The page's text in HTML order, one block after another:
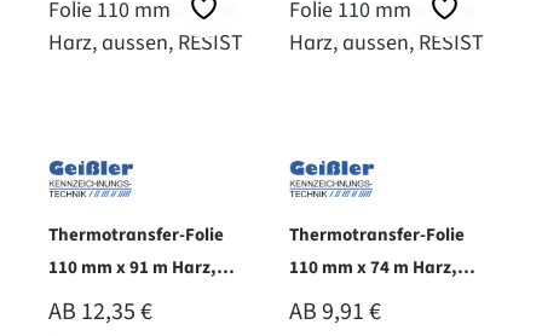
Thermotransfer-Folie
110 mm x 91 m Harz,
aussen, RESIST
REGULÄRER PREIS:
AB 12,35 €
Thermotransfer-Folie
110 mm x 74 m Harz,
aussen, RESIST
REGULÄRER PREIS:
AB9,91 €